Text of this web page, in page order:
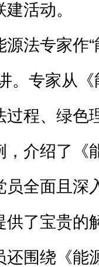
活动。
源法专家作
。专家从
过程、绿色
，介绍了《
员全面且深
供了宝贵的
还围绕《能